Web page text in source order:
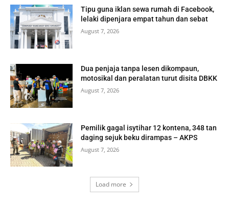
Tipu guna iklan sewa rumah di Facebook,
lelaki dipenjara empat tahun dan sebat
August 7, 2026
Dua penjaja tanpa lesen dikompaun,
motosikal dan peralatan turut disita DBKK
August 7, 2026
Pemilik gagal isytihar 12 kontena, 348 tan
daging sejuk beku dirampas – AKPS
August 7, 2026
Load more